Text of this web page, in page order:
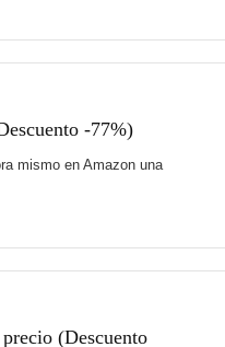
-77%)
mismo en Amazon una
(Descuento